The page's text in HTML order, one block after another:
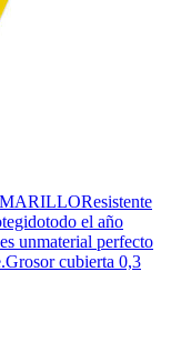
Resistente
el año
unmaterial perfecto
cubierta 0,3